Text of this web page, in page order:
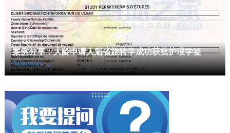
案例分享：大龄申请人魁省旅转学成功获批护理学签
Read more →